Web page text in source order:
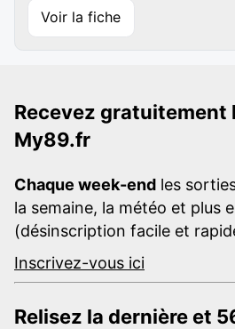
Voir la fiche
Recevez gratuitement
My89.fr
Chaque week-end les
la semaine, la météo et plus
(désinscription facile et
Inscrivez-vous ici
Relisez la dernière et